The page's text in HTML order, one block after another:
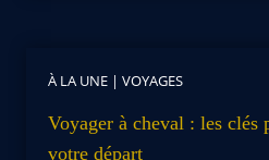
À LA UNE | VOYAGES
Voyager à cheval : les clés
votre départ